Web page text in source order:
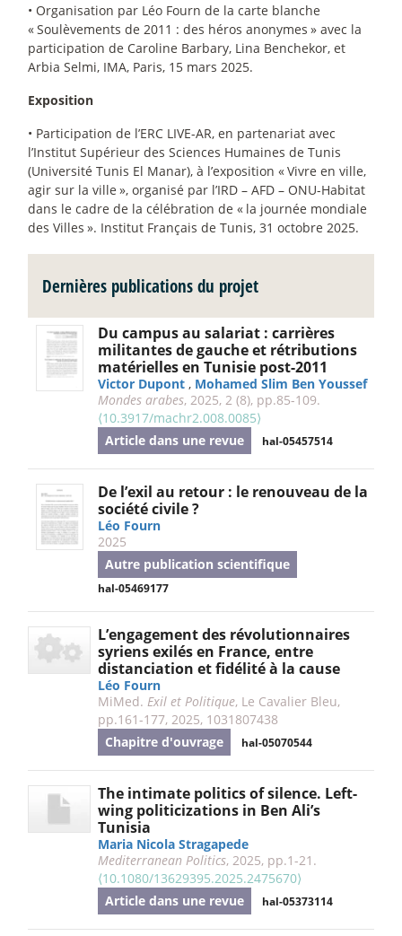
• Organisation par Léo Fourn de la carte blanche
«Soulèvements de 2011 : des héros anonymes » avec la
participation de Caroline Barbary, Lina Benchekor, et
Arbia Selmi, IMA, Paris, 15 mars 2025.
Exposition
• Participation de l’ERC LIVE-AR, en partenariat avec
l’Institut Supérieur des Sciences Humaines de Tunis
(Université Tunis El Manar), à l’exposition «Vivre en ville,
agir sur la ville », organisé par l’IRD – AFD – ONU-Habitat
dans le cadre de la célébration de « la journée mondiale
des Villes ». Institut Français de Tunis, 31 octobre 2025.
Dernières publications du projet
Du campus au salariat : carrières
militantes de gauche et rétributions
matérielles en Tunisie post-2011
Victor Dupont , Mohamed Slim Ben Youssef
Mondes arabes, 2025, 2 (8), pp.85-109.
⟨10.3917/machr2.008.0085⟩
Article dans une revue
hal-05457514
De l’exil au retour : le renouveau de la
société civile ?
Léo Fourn
2025
Autre publication scientifique
hal-05469177
L’engagement des révolutionnaires
syriens exilés en France, entre
distanciation et fidélité à la cause
Léo Fourn
MiMed. Exil et Politique, Le Cavalier Bleu,
pp.161-177, 2025, 1031807438
Chapitre d'ouvrage
hal-05070544
The intimate politics of silence. Left-
wing politicizations in Ben Ali’s
Tunisia
Maria Nicola Stragapede
Mediterranean Politics, 2025, pp.1-21.
⟨10.1080/13629395.2025.2475670⟩
Article dans une revue
hal-05373114